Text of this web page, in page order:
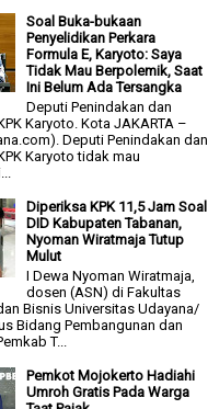
Soal Buka-bukaan
Penyelidikan Perkara
Formula E, Karyoto: Saya
Tidak Mau Berpolemik, Saat
Ini Belum Ada Tersangka
Deputi Penindakan dan
Karyoto. Kota JAKARTA –
Deputi Penindakan dan
Karyoto tidak mau
Diperiksa KPK 11,5 Jam Soal
DID Kabupaten Tabanan,
Nyoman Wiratmaja Tutup
Mulut
I Dewa Nyoman Wiratmaja,
dosen (ASN) di Fakultas
Bisnis Universitas Udayana/
Bidang Pembangunan dan
T...
Pemkot Mojokerto Hadiahi
Umroh Gratis Pada Warga